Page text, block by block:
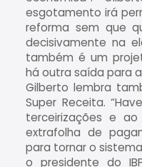
esgotamento irá
reforma sem que
decisivamente na
também é um
há outra saída para
Gilberto lembra
Super Receita.
terceirizações e
extrafolha de
para tornar o
o presidente do